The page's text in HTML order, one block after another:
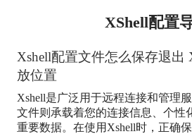
XShell配置
Xshell配置文件怎么保存退出
放位置
Xshell是广泛用于远程连接和管理
文件则承载着您的连接信息、个性
重要数据。在使用Xshell时，正确